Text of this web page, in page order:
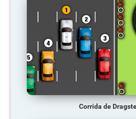
Corrida de